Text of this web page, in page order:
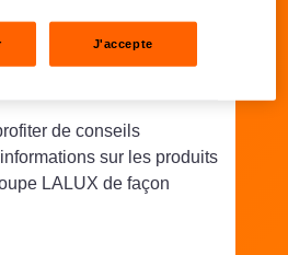
de conseils
sur les produits
LALUX de façon
J'accepte